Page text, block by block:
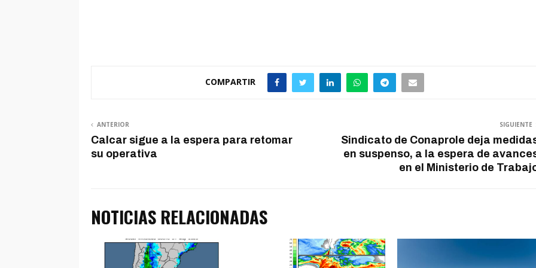
COMPARTIR
ANTERIOR
Calcar sigue a la espera para retomar
su operativa
SIGUIENTE
Sindicato de Conaprole deja
en suspenso, a la espera de
en el Ministerio de
NOTICIAS RELACIONADAS